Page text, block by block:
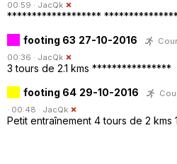
00:59 · JacQk
*******************
footing 63 27-10-2016
00:36 · JacQk
3 tours de 2.1 kms ****************
footing 64 29-10-2016
· 00:48 · JacQk
Petit entraînement 4 tours de 2 kms